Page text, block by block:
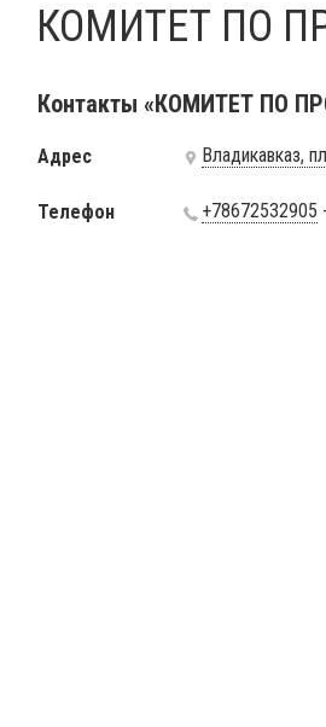
КОМИТЕТ ПО
Контакты «КОМИТЕТ ПО
Адрес Владикавказ,
Телефон +78672532905